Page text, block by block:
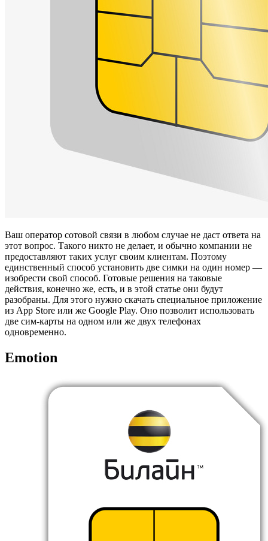
Ваш оператор сотовой связи в любом случае не даст ответа на
этот вопрос. Такого никто не делает, и обычно компании не
предоставляют таких услуг своим клиентам. Поэтому
единственный способ установить две симки на один номер —
изобрести свой способ. Готовые решения на таковые
действия, конечно же, есть, и в этой статье они будут
разобраны. Для этого нужно скачать специальное приложение
из App Store или же Google Play. Оно позволит использовать
две сим-карты на одном или же двух телефонах
одновременно.
Emotion